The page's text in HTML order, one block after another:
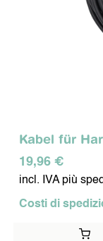
Kabel für
19,96 €
incl. IVA più
Costi di